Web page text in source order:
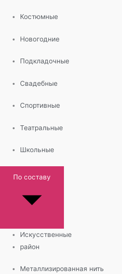
Костюмные
Новогодние
Подкладочные
Свадебные
Спортивные
Театральные
Школьные
По составу
Искусственные
район
Металлизированная нить